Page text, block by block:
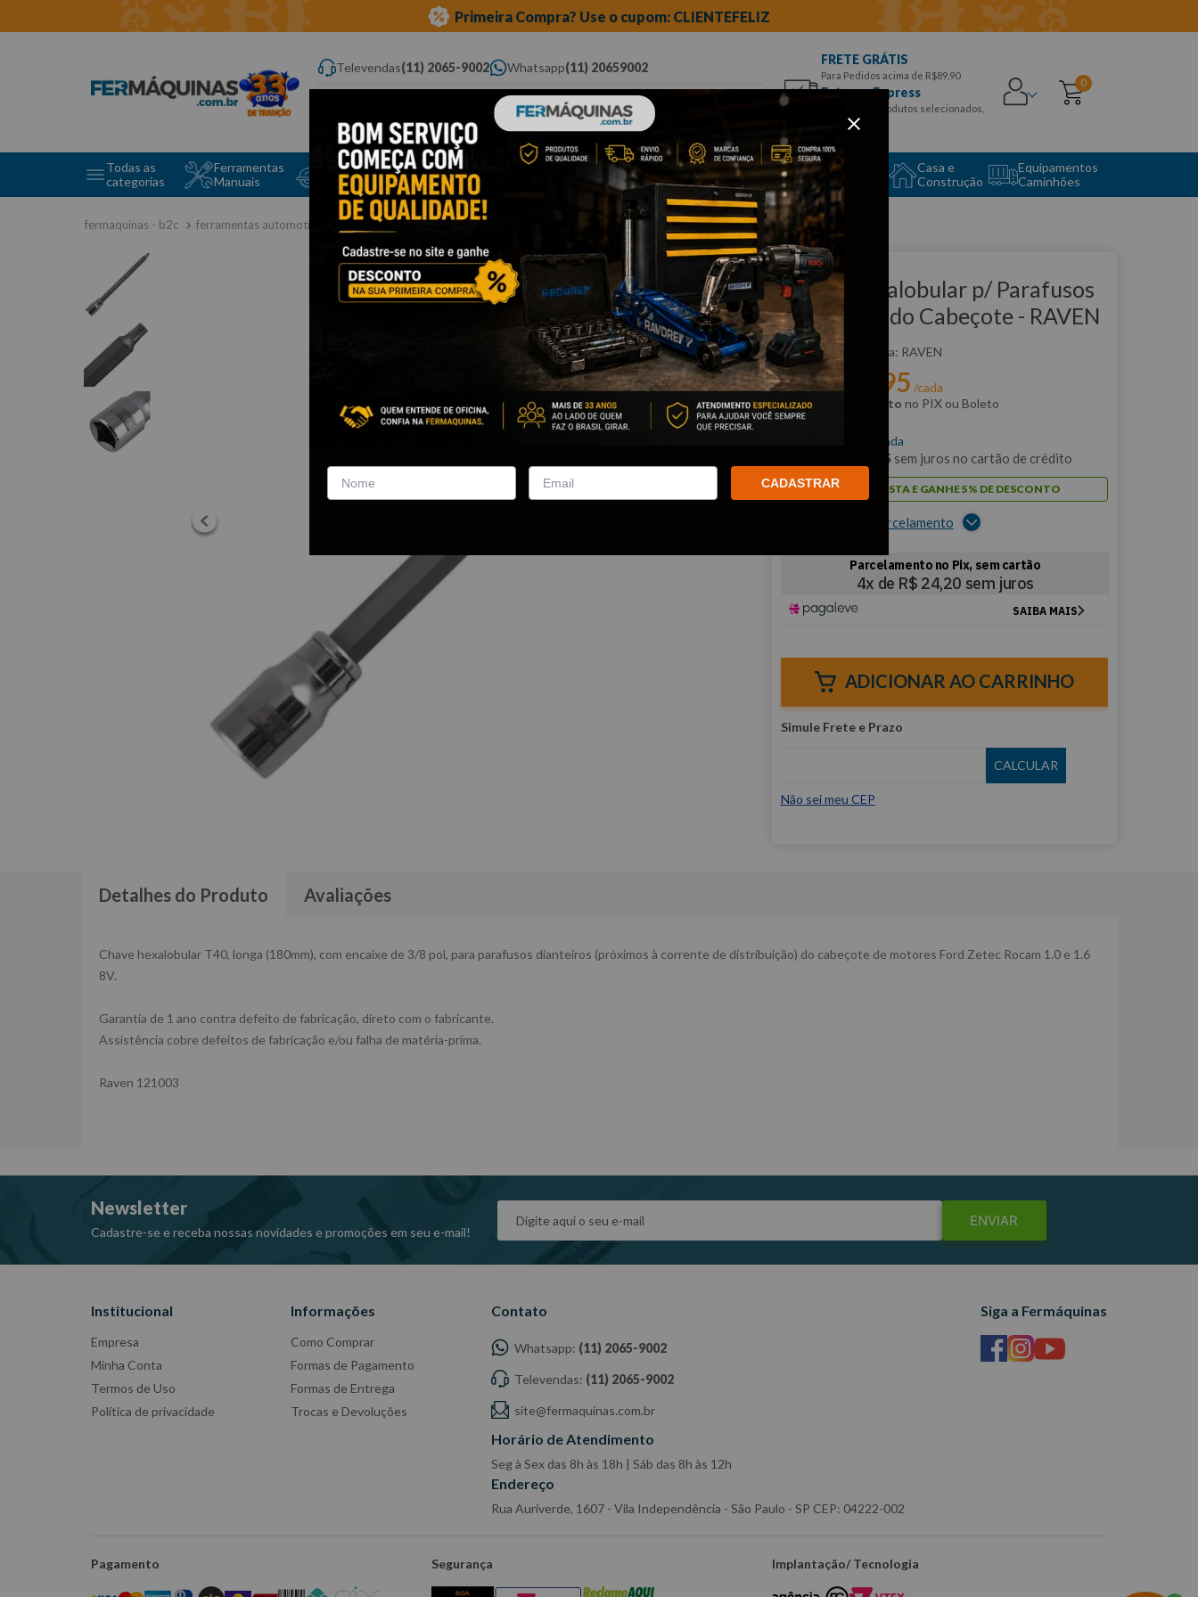
Primeira Compra? Use o cupom: CLIENTEFELIZ
Televendas(11) 2065-9002 Whatsapp(11) 20659002
Digite aqui o que você procura...
FRETE GRÁTIS
Para Pedidos acima de R$89,90
Entrega Express
para CEPS e produtos selecionados,
Aproveite!
0
Todas as
categorias
Ferramentas
Manuais
Ferramentas Elétricas
e Máquinas
Ferramentas
Ferramentas
Automotivas Especiais
Equipamento
Auto Center
Casa e
Construção
Equipamentos
Caminhões
ferramentas automotivas especiais linha ford motor e câmbio
Clique e veja!
Chave Hexalobular p/ Parafusos
Dianteiros do Cabeçote - RAVEN
:R121003 RAVEN
Por:R$ 95 /cada
com5% de desconto no PIX ou Boleto
/cada
75sem juros no cartão de crédito
PAGUE À VISTA E GANHE 5% DE DESCONTO
Ver opções de parcelamento
ADICIONAR AO CARRINHO
Não sei meu CEP
Detalhes do Produto Avaliações
Chave hexalobular T40, longa (180mm), com encaixe de 3/8 pol, para parafusos dianteiros (próximos à corrente de distribuição) do cabeçote de motores Ford Zetec Rocam 1.0 e 1.6
8V.
Garantia de 1 ano contra defeito de fabricação, direto com o fabricante.
Assistência cobre defeitos de fabricação e/ou falha de matéria-prima.
Raven 121003
Newsletter
Cadastre-se e receba nossas novidades e promoções em seu e-mail!
ENVIAR
Institucional
Empresa
Minha Conta
Termos de Uso
Política de privacidade
Informações
Como Comprar
Formas de Pagamento
Formas de Entrega
Trocas e Devoluções
Contato
Whatsapp: (11) 2065-9002
Televendas: (11) 2065-9002
site@fermaquinas.com.br
Horário de Atendimento
Seg à Sex das 8h às 18h | Sáb das 8h às 12h
Endereço
Rua Auriverde, 1607 - Vila Independência - São Paulo - SP CEP: 04222-002
Siga a Fermáquinas
Pagamento Segurança Implantação/ Tecnologia
CADASTRAR